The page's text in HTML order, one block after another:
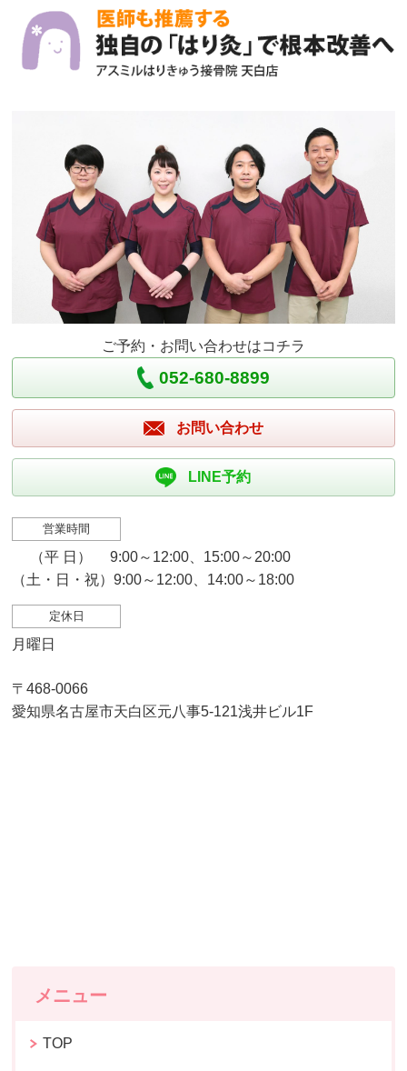
ご予約・お問い合わせはコチラ
052-680-8899
お問い合わせ
LINE予約
営業時間
（平 日） 9:00～12:00、15:00～20:00
（土・日・祝）9:00～12:00、14:00～18:00
定休日
月曜日
〒468-0066
愛知県名古屋市天白区元八事5-121浅井ビル1F
メニュー
TOP